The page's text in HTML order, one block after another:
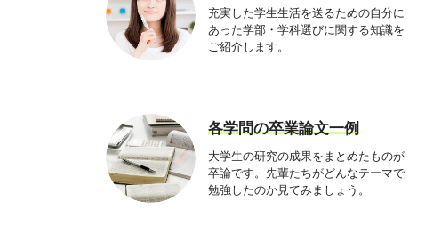
充実した学生生活を送るための自分に
あった学部・学科選びに関する知識を
ご紹介します。
各学問の卒業論文一例
大学生の研究の成果をまとめたものが
卒論です。先輩たちがどんなテーマで
勉強したのか見てみましょう。